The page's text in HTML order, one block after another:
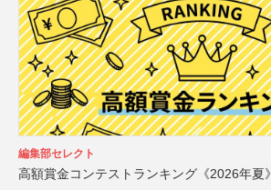
編集部セレクト
高額賞金コンテストランキング《2026年夏》